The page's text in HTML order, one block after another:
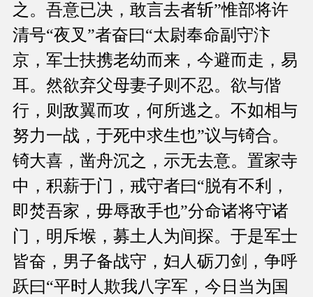
之。吾意已决，敢言去者斩”惟部将许
清号“夜叉”者奋曰“太尉奉命副守汴
京，军士扶携老幼而来，今避而走，易
耳。然欲弃父母妻子则不忍。欲与偕
行，则敌翼而攻，何所逃之。不如相与
努力一战，于死中求生也”议与锜合。
锜大喜，凿舟沉之，示无去意。置家寺
中，积薪于门，戒守者曰“脱有不利，
即焚吾家，毋辱敌手也”分命诸将守诸
门，明斥堠，募土人为间探。于是军士
皆奋，男子备战守，妇人砺刀剑，争呼
跃曰“平时人欺我八字军，今日当为国